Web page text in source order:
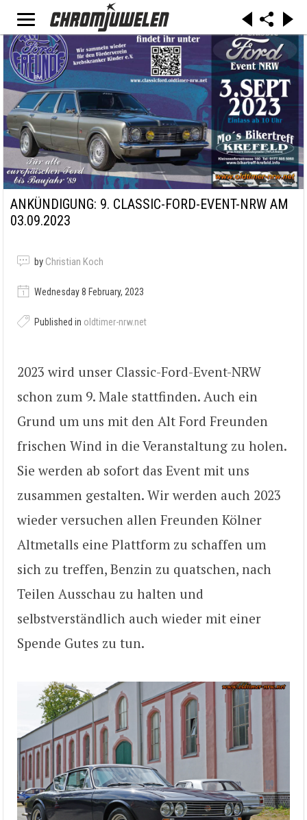
ANKÜNDIGUNG: 9. CLASSIC-FORD-EVENT-NRW AM
03.09.2023
by Christian Koch
Wednesday 8 February, 2023
Published in oldtimer-nrw.net
2023 wird unser Classic-Ford-Event-NRW
schon zum 9. Male stattfinden. Auch ein
Grund um uns mit den Alt Ford Freunden
frischen Wind in die Veranstaltung zu holen.
Sie werden ab sofort das Event mit uns
zusammen gestalten. Wir werden auch 2023
wieder versuchen allen Freunden Kölner
Altmetalls eine Plattform zu schaffen um
sich zu treffen, Benzin zu quatschen, nach
Teilen Ausschau zu halten und
selbstverständlich auch wieder mit einer
Spende Gutes zu tun.